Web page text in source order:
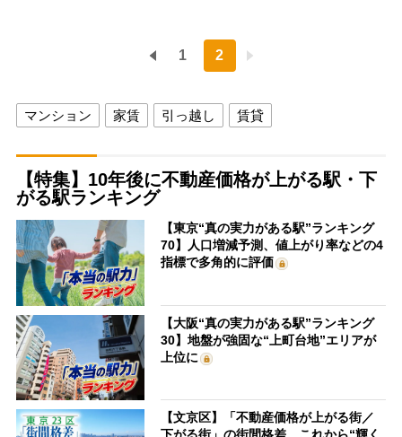
1 2
マンション 家賃 引っ越し 賃貸
【特集】10年後に不動産価格が上がる駅・下
がる駅ランキング
【東京“真の実力がある駅”ランキング
70】人口増減予測、値上がり率などの4
指標で多角的に評価
【大阪“真の実力がある駅”ランキング
30】地盤が強固な“上町台地”エリアが
上位に
【文京区】「不動産価格が上がる街／